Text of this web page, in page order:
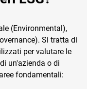
(Environmental),
Si tratta di
per valutare le
un'azienda o di
fondamentali: